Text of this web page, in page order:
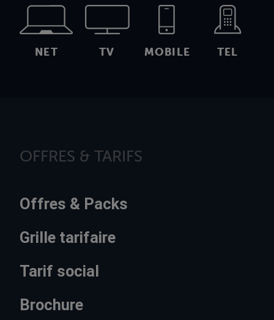
NET TV MOBILE TEL
OFFRES & TARIFS
Offres & Packs
Grille tarifaire
Tarif social
Brochure